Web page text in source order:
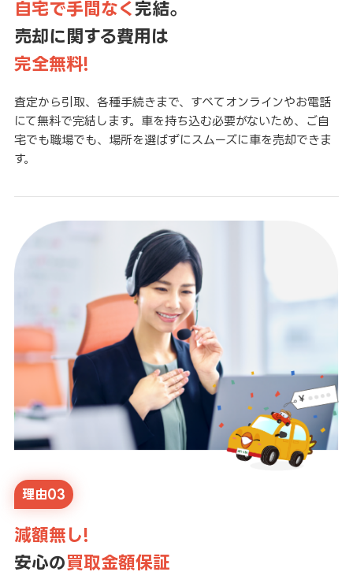
自宅で手間なく 完結。
売却に関する費用は
完全無料!
査定から引取、各種手続きまで、すべてオンラインやお電話
にて無料で完結します。車を持ち込む必要がないため、ご自
宅でも職場でも、場所を選ばずにスムーズに車を売却できま
す。
理由03
減額無し!
安心の買取金額保証